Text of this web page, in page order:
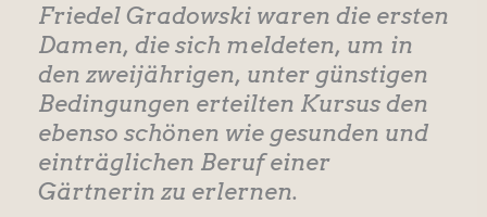
Friedel Gradowski waren die ersten
Damen, die sich meldeten, um in
den zweijährigen, unter günstigen
Bedingungen erteilten Kursus den
ebenso schönen wie gesunden und
einträglichen Beruf einer
Gärtnerin zu erlernen.